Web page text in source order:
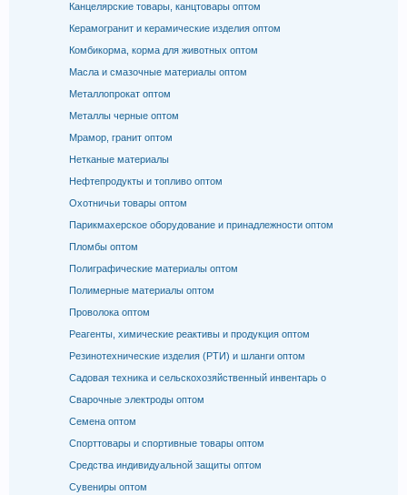
Канцелярские товары, канцтовары оптом
Керамогранит и керамические изделия оптом
Комбикорма, корма для животных оптом
Масла и смазочные материалы оптом
Металлопрокат оптом
Металлы черные оптом
Мрамор, гранит оптом
Нетканые материалы
Нефтепродукты и топливо оптом
Охотничьи товары оптом
Парикмахерское оборудование и принадлежности оптом
Пломбы оптом
Полиграфические материалы оптом
Полимерные материалы оптом
Проволока оптом
Реагенты, химические реактивы и продукция оптом
Резинотехнические изделия (РТИ) и шланги оптом
Садовая техника и сельскохозяйственный инвентарь о
Сварочные электроды оптом
Семена оптом
Спорттовары и спортивные товары оптом
Средства индивидуальной защиты оптом
Сувениры оптом